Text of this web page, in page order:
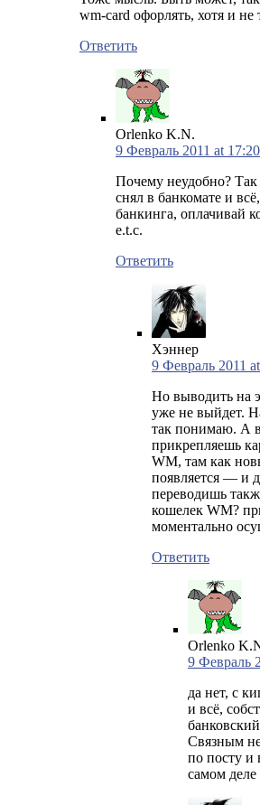
wm-card офорлять, хотя и не
Ответить
Orlenko K.N.
9 Февраль 2011 at 17:20
Почему неудобно? Так
снял в банкомате и
банкинга, оплачивай
e.t.c.
Ответить
Хэннер
9 Февраль 2011
Но выводить на
уже не выйдет.
так понимаю. А
прикрепляешь
WM, там как
появляется — и
переводишь
кошелек WM?
моментально
Ответить
Orlenko
9 Февраль
да нет, с
и всё,
Связным не
по посту и
самом